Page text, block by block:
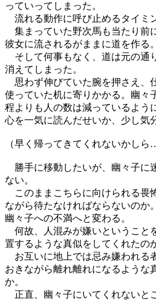
っていってしまった。
流れる動作に呼び止めるタイミ
集まっていた野次馬も当たり前
彼女に流されるがままに道を作る。
そして何事もなく、道は元の通
消えてしまった。
思わず伸びていた腕を押さえ、
使っていた机に寄りかかる。幽々
程よりも人の数は減っているよう
心を一気に読んだせいか、少し気
（早く帰ってきてくれないかしら
勝手に移動したいが、幽々子に
ない。
このままこちらに向けられる畏
ながら待たなければならないのか
幽々子への不満へと変わる。
何故、人混みが嫌いということ
置するような真似をしてくれたの
お互いに地上では忌み嫌われる
おきながら離れ離れになるような
か。
正直、幽々子にいてくれないと